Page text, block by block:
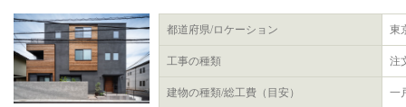
都道府県/ロケーション 東
工事の種類 注
建物の種類/総工費（目安） 一